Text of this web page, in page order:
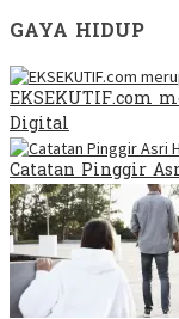
GAYA HIDUP
EKSEKUTIF.com
Digital
Catatan Pinggir